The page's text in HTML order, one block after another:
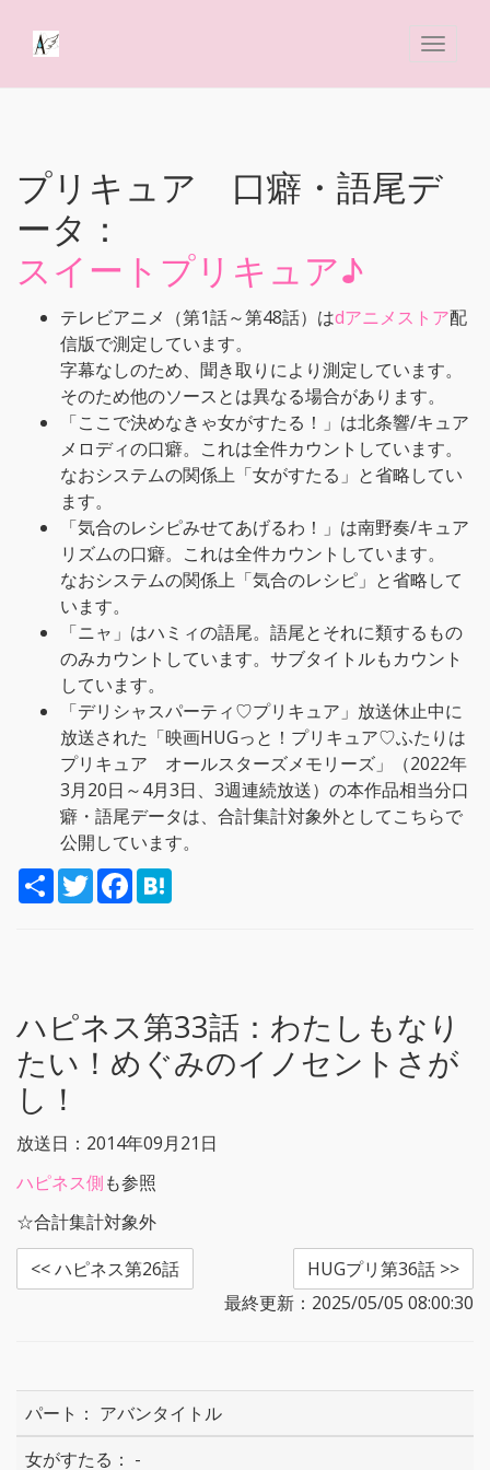
プリキュア 口癖・語尾デ
ータ：
スイートプリキュア♪
テレビアニメ（第1話～第48話）はdアニメストア配
信版で測定しています。
字幕なしのため、聞き取りにより測定しています。
そのため他のソースとは異なる場合があります。
「ここで決めなきゃ女がすたる！」は北条響/キュア
メロディの口癖。これは全件カウントしています。
なおシステムの関係上「女がすたる」と省略してい
ます。
「気合のレシピみせてあげるわ！」は南野奏/キュア
リズムの口癖。これは全件カウントしています。
なおシステムの関係上「気合のレシピ」と省略して
います。
「ニャ」はハミィの語尾。語尾とそれに類するもの
のみカウントしています。サブタイトルもカウント
しています。
「デリシャスパーティ♡プリキュア」放送休止中に
放送された「映画HUGっと！プリキュア♡ふたりは
プリキュア オールスターズメモリーズ」（2022年
3月20日～4月3日、3週連続放送）の本作品相当分口
癖・語尾データは、合計集計対象外としてこちらで
公開しています。
S
h
T
w
F
a
ハピネス第33話： わたしもなり
たい！めぐみのイノセントさが
し！
放送日：2014年09月21日
ハピネス側も参照
☆合計集計対象外
<< ハピネス第26話
HUGプリ第36話 >>
最終更新：2025/05/05 08:00:30
アバンタイトル
-